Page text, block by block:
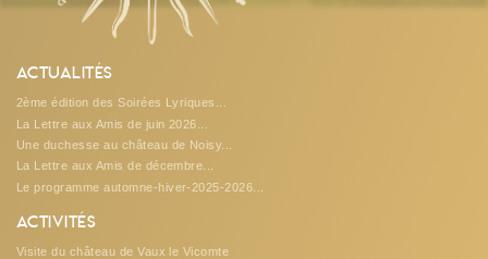
Actualités
2ème édition des Soirées Lyriques...
La Lettre aux Amis de juin 2026...
Une duchesse au château de Noisy...
La Lettre aux Amis de décembre...
Le programme automne-hiver-2025-2026...
Activités
Visite du château de Vaux le Vicomte